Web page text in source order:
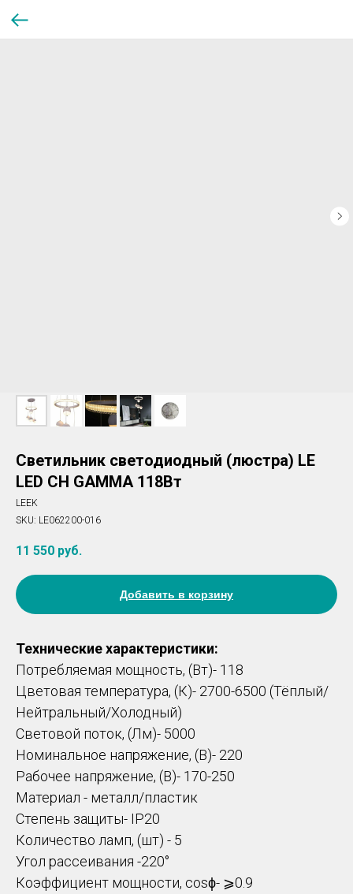
Светильник светодиодный (люстра) LE
LED CH GAMMA 118Вт
LEEK
SKU: LE062200-016
11 550 руб.
Добавить в корзину
Технические характеристики:
Потребляемая мощность, (Вт)- 118
Цветовая температура, (К)- 2700-6500 (Тёплый/
Нейтральный/Холодный)
Световой поток, (Лм)- 5000
Номинальное напряжение, (В)- 220
Рабочее напряжение, (В)- 170-250
Материал - металл/пластик
Степень защиты- IP20
Количество ламп, (шт) - 5
Угол рассеивания -220°
Коэффициент мощности, cosϕ- ⩾0.9